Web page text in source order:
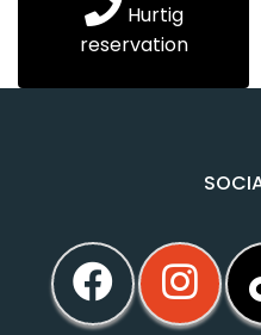
Hurtig
reservation